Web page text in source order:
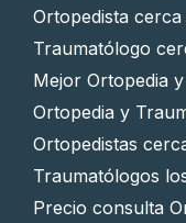
Ortopedista
Traumatólogo
Mejor Ortopedia
Ortopedia y
Ortopedistas
Traumatólogos
Precio consulta